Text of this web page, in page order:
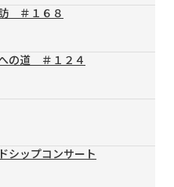
＃１６８
の道 ＃１２４
シップコンサート